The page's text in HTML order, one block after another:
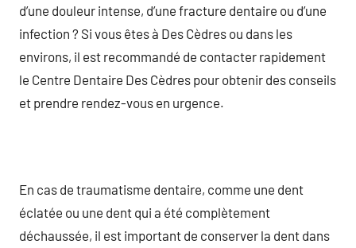
d’une douleur intense, d’une fracture dentaire ou d’une
infection ? Si vous êtes à Des Cèdres ou dans les
environs, il est recommandé de contacter rapidement
le Centre Dentaire Des Cèdres pour obtenir des conseils
et prendre rendez-vous en urgence.
En cas de traumatisme dentaire, comme une dent
éclatée ou une dent qui a été complètement
déchaussée, il est important de conserver la dent dans